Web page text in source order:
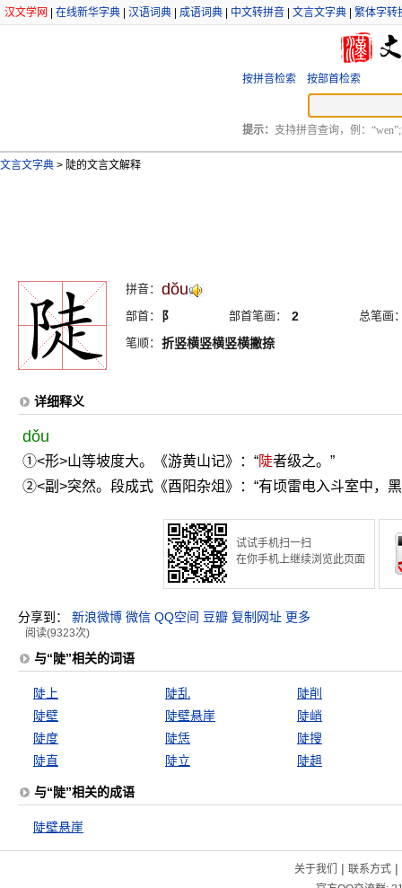
汉文学网 在线新华字典 汉语词典 成语词典 中文转拼音 文言文字典 繁体字转
按拼音检索 按部首检索
提示： 支持拼音查询，例：
文言文字典 > 陡的文言文解释
拼音： dŏu
部首： 阝 部首笔画： 2
总笔画
笔顺： 折竖横竖横竖横撇捺
详细释义
dǒu
①<形>山等坡度大。《游黄山记》：“陡者级之。”
②<副>突然。段成式《酉阳杂俎》：“有顷雷电入斗室中，
试试手机扫一扫
在你手机上继续浏览此页面
分享到： 新浪微博 微信 QQ空间 豆瓣 复制网址 更多
阅读(9323次)
与“陡”相关的词语
陡上 陡乱
陡削
陡壁
陡壁悬崖
陡峭
陡度
陡恁
陡搜
陡直
陡立 陡趄
与“陡”相关的成语
陡壁悬崖
关于我们 | 联系方式|